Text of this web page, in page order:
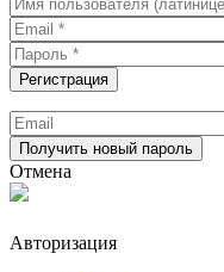
Отмена
Авторизация